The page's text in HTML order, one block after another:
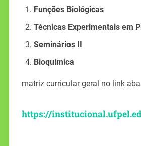
Funções Biológicas
Técnicas Experimentais em
Seminários II
Bioquímica
matriz curricular geral no link
https://